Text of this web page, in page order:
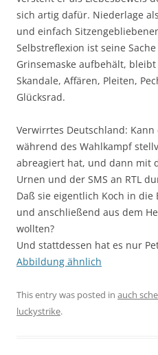
sich artig dafür. Niederlage
und einfach
Selbstreflexion ist seine
Grinsemaske aufbehält,
Skandale, Affären, Pleiten,
Glücksrad.
Verwirrtes Deutschland: Kann
während des Wahlkampf
abreagiert hat, und dann mit
Urnen und der SMS an RTL
Daß sie eigentlich Koch in
und anschließend aus dem
wollten?
Und stattdessen hat es nur
Abbildung ähnlich
This entry was posted in auch
luckystrike.